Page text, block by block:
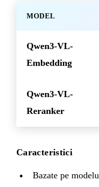
MODEL
Qwen3-VL-
Embedding
Qwen3-VL-
Reranker
Caracteristici
Bazate pe